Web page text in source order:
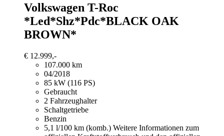
Volkswagen T-Roc
*Led*Shz*Pdc*BLACK OAK
BROWN*
€ 12.999,-
107.000 km
04/2018
85 kW (116 PS)
Gebraucht
2 Fahrzeughalter
Schaltgetriebe
Benzin
5,1 l/100 km (komb.) Weitere Informationen zum